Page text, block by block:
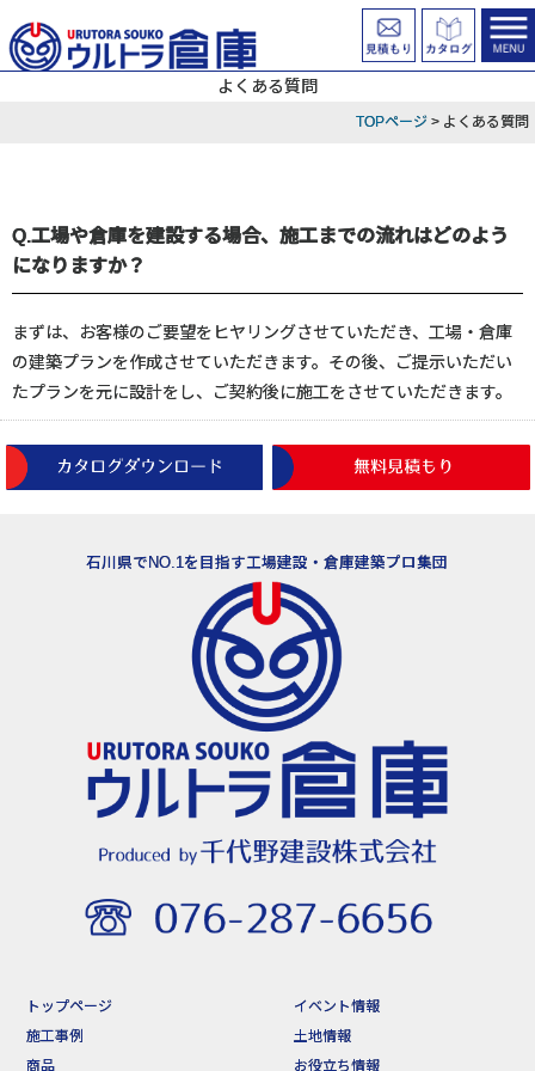
よくある質問
TOPページ > よくある質問
Q.工場や倉庫を建設する場合、施工までの流れはどのよう
になりますか？
まずは、お客様のご要望をヒヤリングさせていただき、工場・倉庫
の建築プランを作成させていただきます。その後、ご提示いただい
たプランを元に設計をし、ご契約後に施工をさせていただきます。
石川県でNO.1を目指す工場建設・倉庫建築プロ集団
トップページ
施工事例
商品
イベント情報
土地情報
お役立ち情報